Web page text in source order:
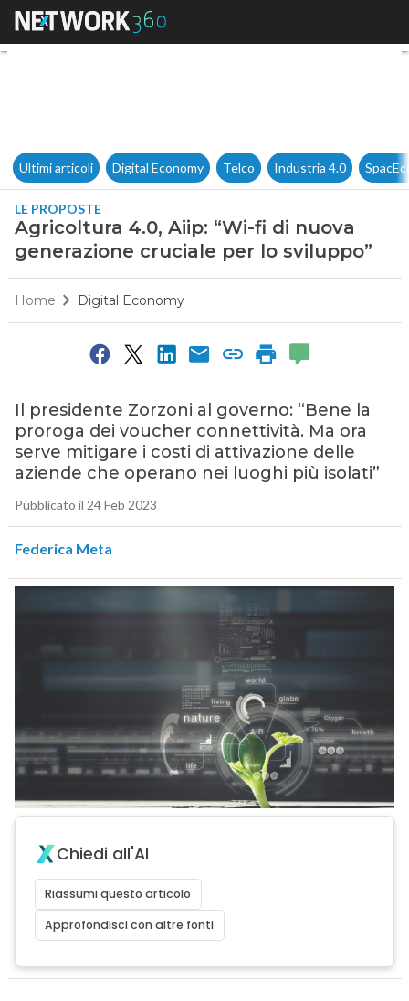
Agricoltura 4.0, Aiip: “Wi-fi di
Ultimi articoli Digital Economy Telco Industria 4.0
LE PROPOSTE
Agricoltura 4.0, Aiip: “Wi-fi di nuova
generazione cruciale per lo sviluppo”
Home Digital Economy
Il presidente Zorzoni al governo: “Bene la
proroga dei voucher connettività. Ma ora
serve mitigare i costi di attivazione delle
aziende che operano nei luoghi più isolati”
Pubblicato il 24 Feb 2023
Federica Meta
Chiedi all'AI
Riassumi questo articolo
Approfondisci con altre fonti